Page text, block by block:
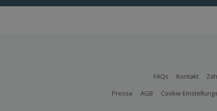
FAQs Kontakt
Presse
AGB Cookie